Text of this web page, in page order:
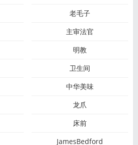
老毛子
主审法官
明教
卫生间
中华美味
龙爪
床前
JamesBedford